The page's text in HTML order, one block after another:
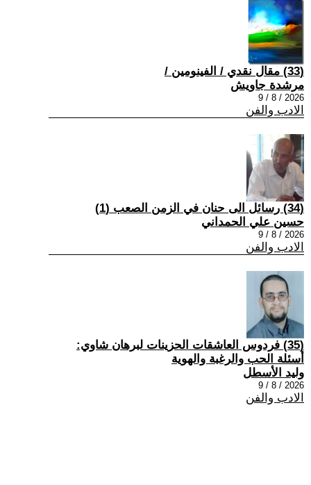
(33) مقال نقدي / الفينومين /
مرشدة جاويش
2026 / 8 / 9
الادب والفن
(34) رسائل الى حنان في الزمن الصعب (1)
حسين علي الحمداني
2026 / 8 / 9
الادب والفن
(35) فردوس العاشقات الحزينات لبرهان شاوي:
أسئلة الحب والرغبة والهوية
وليد الأسطل
2026 / 8 / 9
الادب والفن